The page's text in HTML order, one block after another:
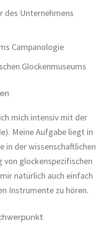
des Unternehmens
Campanologie
Glockenmuseums
mich intensiv mit der
Meine Aufgabe liegt in
der wissenschaftlichen
glockenspezifischen
natürlich auch einfach
Instrumente zu hören.